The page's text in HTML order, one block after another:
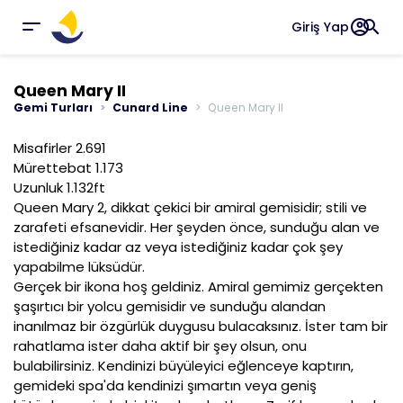
Giriş Yapaccount_circlesearch
Queen Mary II
Gemi Turları Cunard Line Queen Mary II
Misafirler 2.691
Mürettebat 1.173
Uzunluk 1.132ft
Queen Mary 2, dikkat çekici bir amiral gemisidir; stili ve
zarafeti efsanevidir. Her şeyden önce, sunduğu alan ve
istediğiniz kadar az veya istediğiniz kadar çok şey
yapabilme lüksüdür.
Gerçek bir ikona hoş geldiniz. Amiral gemimiz gerçekten
şaşırtıcı bir yolcu gemisidir ve sunduğu alandan
inanılmaz bir özgürlük duygusu bulacaksınız. İster tam bir
rahatlama ister daha aktif bir şey olsun, onu
bulabilirsiniz. Kendinizi büyüleyici eğlenceye kaptırın,
gemideki spa'da kendinizi şımartın veya geniş